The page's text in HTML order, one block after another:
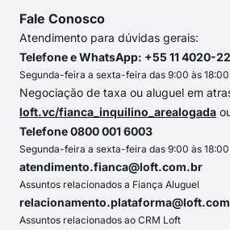
Fale Conosco
Atendimento para dúvidas gerais:
Telefone e WhatsApp: +55 11 4020-
Segunda-feira a sexta-feira das 9:00 às 18:00
Negociação de taxa ou aluguel em
loft.vc/fianca_inquilino_arealogada
Telefone 0800 001 6003
Segunda-feira a sexta-feira das 9:00 às 18:00
atendimento.fianca@loft.com.br
Assuntos relacionados a Fiança Aluguel
Assuntos relacionados ao CRM Loft